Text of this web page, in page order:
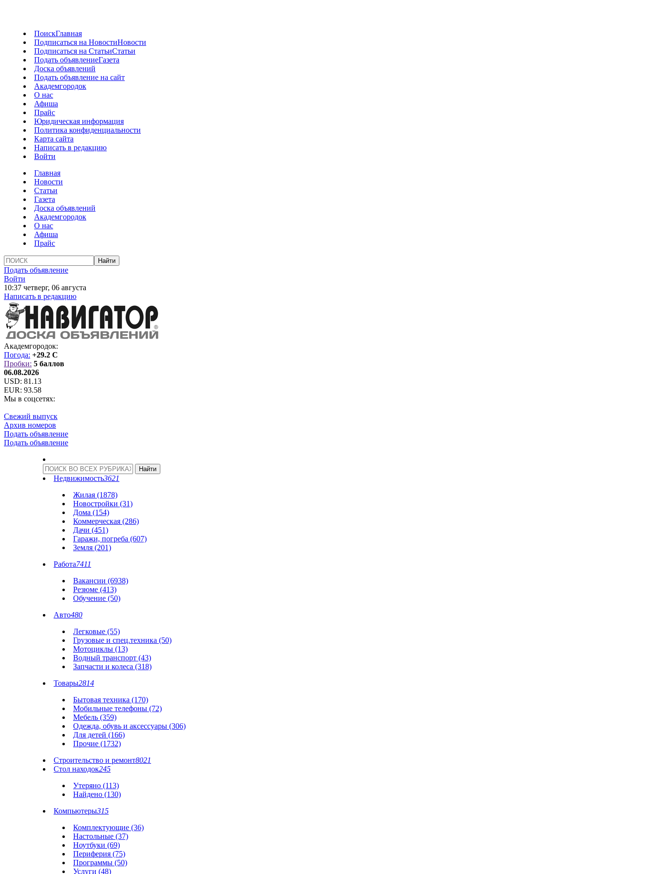
ПоискГлавная
Подписаться на НовостиНовости
Подписаться на СтатьиСтатьи
Подать объявлениеГазета
Доска объявлений
Подать объявление на сайт
Академгородок
О нас
Афиша
Прайс
Юридическая информация
Политика конфиденциальности
Карта сайта
Написать в редакцию
Войти
Главная
Новости
Статьи
Газета
Доска объявлений
Академгородок
О нас
Афиша
Прайс
Подать объявление
Войти
10:37 четверг, 06 августа
Написать в редакцию
Академгородок:
Погода: +29.2 C
Пробки: 5 баллов
06.08.2026
USD: 81.13
EUR: 93.58
Мы в соцсетях:
Свежий выпуск
Архив номеров
Подать объявление
Подать объявление
Недвижимость3621
Жилая (1878)
Новостройки (31)
Дома (154)
Коммерческая (286)
Дачи (451)
Гаражи, погреба (607)
Земля (201)
Работа7411
Вакансии (6938)
Резюме (413)
Обучение (50)
Авто480
Легковые (55)
Грузовые и спец.техника (50)
Мотоциклы (13)
Водный транспорт (43)
Запчасти и колеса (318)
Товары2814
Бытовая техника (170)
Мобильные телефоны (72)
Мебель (359)
Одежда, обувь и аксессуары (306)
Для детей (166)
Прочие (1732)
Строительство и ремонт8021
Стол находок245
Утеряно (113)
Найдено (130)
Компьютеры315
Комплектующие (36)
Настольные (37)
Ноутбуки (69)
Периферия (75)
Программы (50)
Услуги (48)